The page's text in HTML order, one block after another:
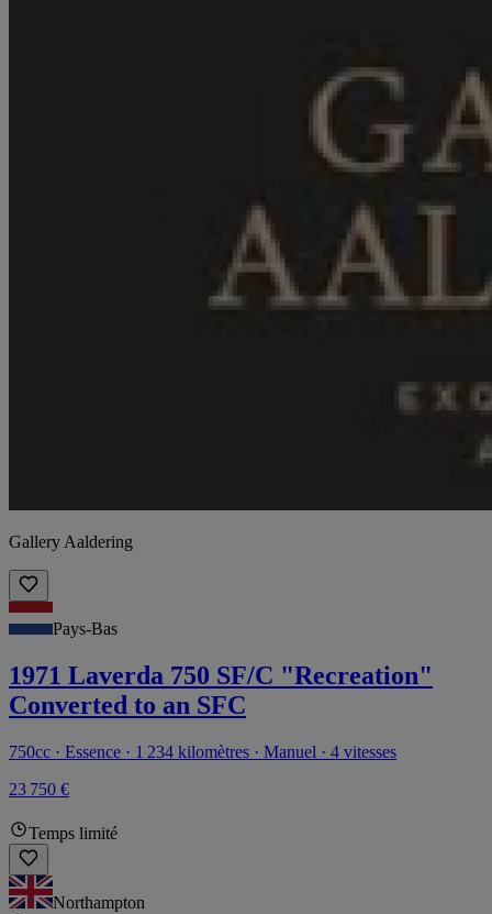
Gallery Aaldering
Pays-Bas
1971 Laverda 750 SF/C "Recreation"
Converted to an SFC
750cc · Essence · 1 234 kilomètres · Manuel · 4 vitesses
23 750 €
Temps limité
Northampton